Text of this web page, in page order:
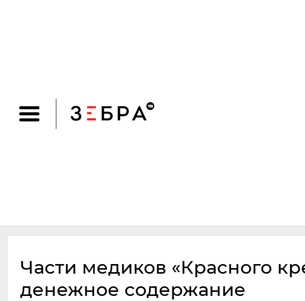
Части медиков «Красного
денежное содержание